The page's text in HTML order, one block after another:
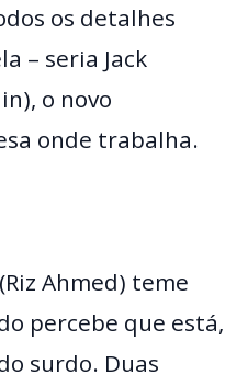
os detalhes
– seria Jack
o novo
onde trabalha.
Ahmed) teme
percebe que está,
surdo. Duas